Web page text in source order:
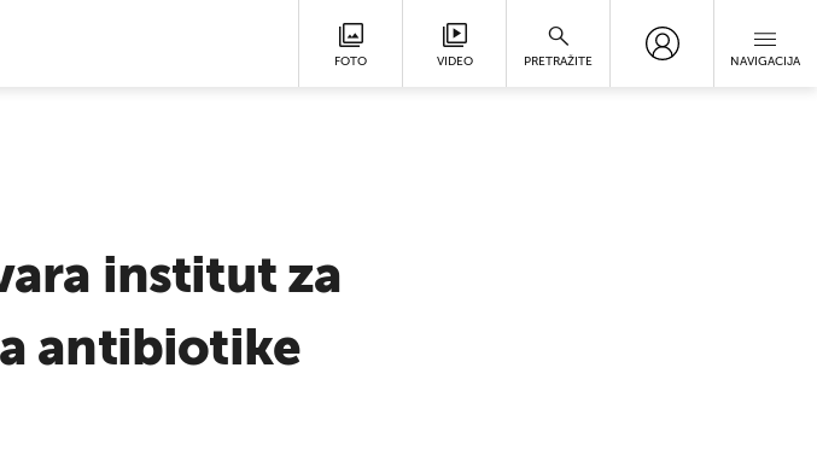
FOTO VIDEO PRETRAŽITE NAVIGACIJA
institut za
antibiotike